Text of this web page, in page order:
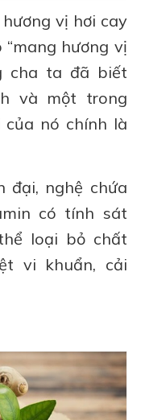
vị hơi cay
hương vị
cha ta đã biết
và một trong
nó chính là
đại, nghệ chứa
có tính sát
loại bỏ chất
vi khuẩn, cải